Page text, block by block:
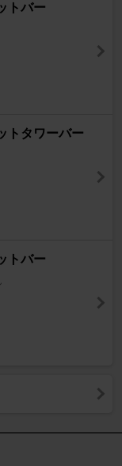
トバー
トタワーバー
トバー